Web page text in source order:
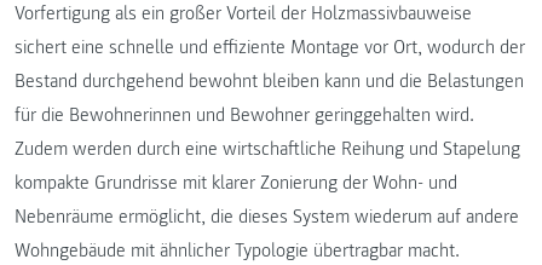
Vorfertigung als ein großer Vorteil der Holzmassivbauweise
sichert eine schnelle und effiziente Montage vor Ort, wodurch der
Bestand durchgehend bewohnt bleiben kann und die Belastungen
für die Bewohnerinnen und Bewohner geringgehalten wird.
Zudem werden durch eine wirtschaftliche Reihung und Stapelung
kompakte Grundrisse mit klarer Zonierung der Wohn- und
Nebenräume ermöglicht, die dieses System wiederum auf andere
Wohngebäude mit ähnlicher Typologie übertragbar macht.